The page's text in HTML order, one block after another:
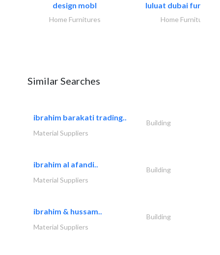
design mobl
Home Furnitures
luluat dubai
Home Furnitures
Similar Searches
ibrahim barakati trading..
Building
Material Suppliers
ibrahim al afandi..
Building
Material Suppliers
ibrahim & hussam..
Building
Material Suppliers